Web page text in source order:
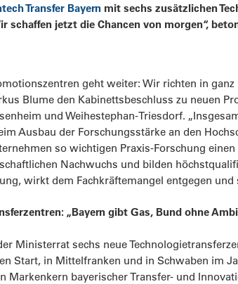
Transfer Bayern mit sechs zusätzlichen
schaffen jetzt die Chancen von morgen“,
geht weiter: Wir richten in
Blume den Kabinettsbeschluss zu neuen
und Weihestephan-Triesdorf.
Ausbau der Forschungsstärke an den
so wichtigen Praxis-Forschung
Nachwuchs und bilden
wirkt dem Fachkräftemangel entgegen und
„Bayern gibt Gas, Bund ohne
Ministerrat sechs neue
Start, in Mittelfranken und in Schwaben im
Markenkern bayerischer Transfer- und